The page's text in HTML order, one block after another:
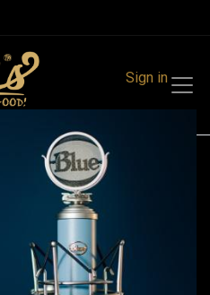
Sign in